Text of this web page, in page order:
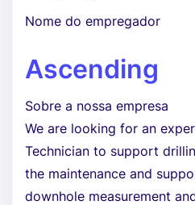
Nome do empregador
Ascending
Sobre a nossa empresa
We are looking for an
Technician to support
the maintenance and
downhole measurement